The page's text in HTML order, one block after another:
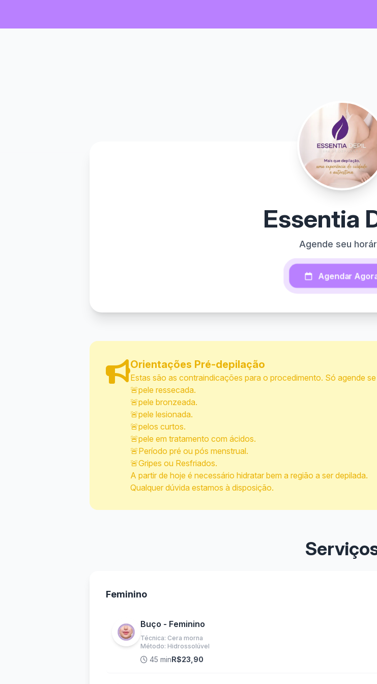
Essentia
Agende seu
Agendar
Orientações Pré-depilação
Estas são as contraindicações para o procedimento. Só agende
🚨pele ressecada.
🚨pele bronzeada.
🚨pele lesionada.
🚨pelos curtos.
🚨pele em tratamento com ácidos.
🚨Período pré ou pós menstrual.
🚨Gripes ou Resfriados.
A partir de hoje é necessário hidratar bem a região a ser depilada.
Qualquer dúvida estamos à disposição.
Feminino
Buço - Feminino
Técnica: Cera morna
Método: Hidrossolúvel
45 minR$23,90